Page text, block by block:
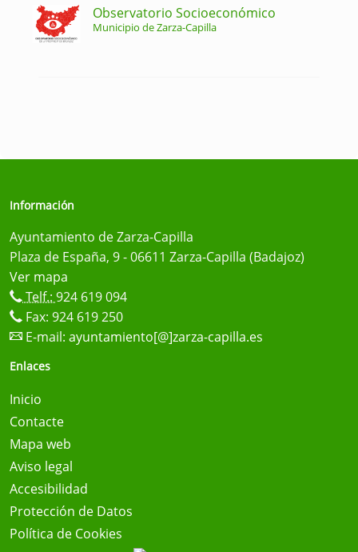
Observatorio Socioeconómico
Municipio de Zarza-Capilla
Información
Ayuntamiento de Zarza-Capilla
Plaza de España, 9 - 06611 Zarza-Capilla (Badajoz)
Ver mapa
Telf.: 924 619 094
Fax: 924 619 250
E-mail: ayuntamiento[@]zarza-capilla.es
Enlaces
Inicio
Contacte
Mapa web
Aviso legal
Accesibilidad
Protección de Datos
Política de Cookies